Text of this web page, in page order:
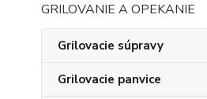
GRILOVANIE A OPEKANIE
Grilovacie súpravy
Grilovacie panvice